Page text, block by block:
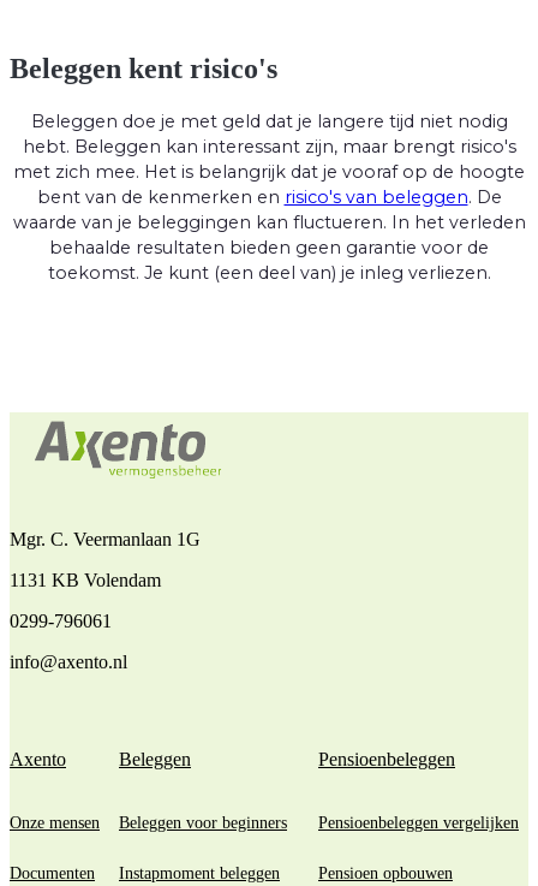
Beleggen kent risico's
Beleggen doe je met geld dat je langere tijd niet nodig
hebt. Beleggen kan interessant zijn, maar brengt risico's
met zich mee. Het is belangrijk dat je vooraf op de hoogte
bent van de kenmerken en risico's van beleggen. De
waarde van je beleggingen kan fluctueren. In het verleden
behaalde resultaten bieden geen garantie voor de
toekomst. Je kunt (een deel van) je inleg verliezen.
Mgr. C. Veermanlaan 1G
1131 KB Volendam
0299-796061
info@axento.nl
Axento
Onze mensen
Documenten
Beleggen
Beleggen voor beginners
Instapmoment beleggen
Pensioenbeleggen
Pensioenbeleggen vergelijken
Pensioen opbouwen